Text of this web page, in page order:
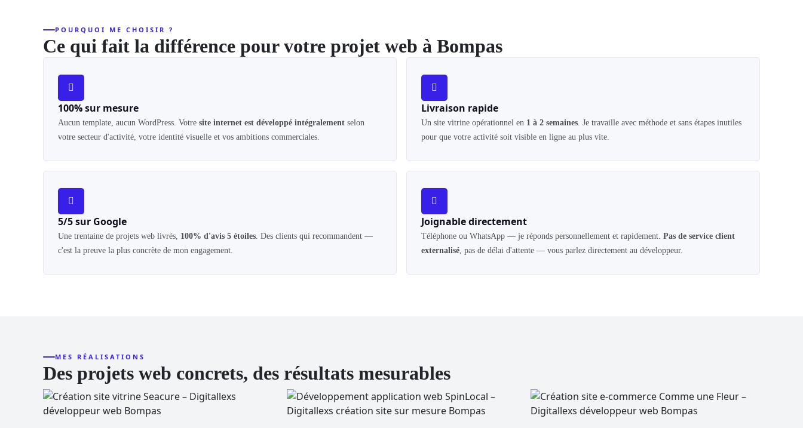
POURQUOI ME CHOISIR ?
Ce qui fait la différence pour votre projet web à Bompas
100% sur mesure
Aucun template, aucun WordPress. Votre site internet est développé intégralement selon
votre secteur d'activité, votre identité visuelle et vos ambitions commerciales.
Livraison rapide
Un site vitrine opérationnel en 1 à 2 semaines . Je travaille avec méthode et sans étapes inutiles
pour que votre activité soit visible en ligne au plus vite.
5/5 sur Google
Une trentaine de projets web livrés, 100% d'avis 5 étoiles . Des clients qui recommandent —
c'est la preuve la plus concrète de mon engagement.
Joignable directement
Téléphone ou WhatsApp — je réponds personnellement et rapidement. Pas de service client
externalisé , pas de délai d'attente — vous parlez directement au développeur.
MES RÉALISATIONS
Des projets web concrets, des résultats mesurables